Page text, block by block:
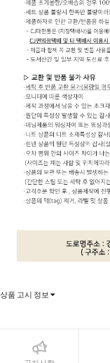
상품 고시 정보